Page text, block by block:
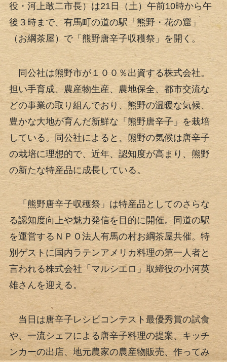
役・河上敢二市長）は21日（土）午前10時から午
後３時まで、有馬町の道の駅「熊野・花の窟」
（お綱茶屋）で「熊野唐辛子収穫祭」を開く。
同公社は熊野市が１００％出資する株式会社。
担い手育成、農産物生産、農地保全、都市交流な
どの事業の取り組んでおり、熊野の温暖な気候、
豊かな大地が育んだ新鮮な「熊野唐辛子」を栽培
している。同公社によると、熊野の気候は唐辛子
の栽培に理想的で、近年、認知度が高まり、熊野
の新たな特産品に成長している。
「熊野唐辛子収穫祭」は特産品としてのさらな
る認知度向上や魅力発信を目的に開催。同道の駅
を運営するＮＰＯ法人有馬の村お綱茶屋共催。特
別ゲストに国内ラテンアメリカ料理の第一人者と
言われる株式会社「マルシエロ」取締役の小河英
雄さんを迎える。
当日は唐辛子レシピコンテスト最優秀賞の試食
や、一流シェフによる唐辛子料理の提案、キッチ
ンカーの出店、地元農家の農産物販売、作ってみ